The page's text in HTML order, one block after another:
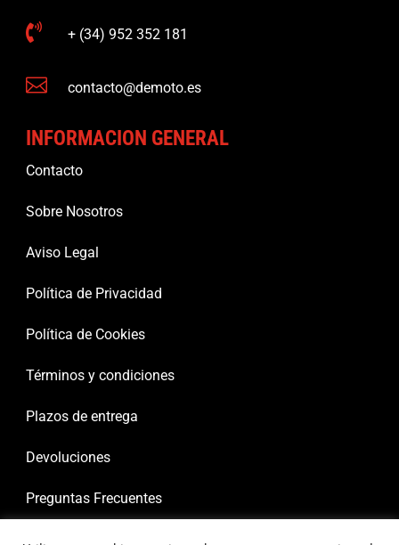
 + (34) 952 352 181
 contacto@demoto.es
INFORMACION GENERAL
Contacto
Sobre Nosotros
Aviso Legal
Política de Privacidad
Política de Cookies
Términos y condiciones
Plazos de entrega
Devoluciones
Preguntas Frecuentes